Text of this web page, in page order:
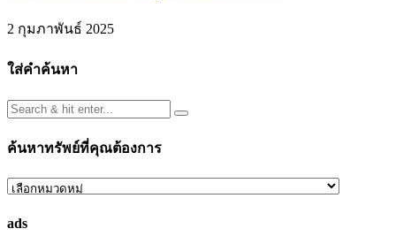
2 กุมภาพันธ์ 2025
ใส่คำค้นหา
ค้นหาทรัพย์ที่คุณต้องการ
ค้นหา
ที่
ads